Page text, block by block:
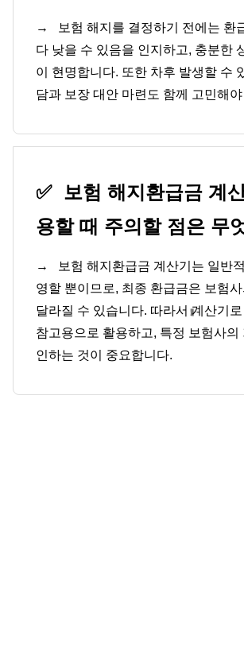
→
보험 해지를 결정하기 전에는 환
다 낮을 수 있음을 인지하고, 충분한
이 현명합니다. 또한 차후 발생할 수
담과 보장 대안 마련도 함께 고민해
✅ 보험 해지환급금 계
용할 때 주의할 점은 무
→
보험 해지환급금 계산기는 일반
영할 뿐이므로, 최종 환급금은 보험
달라질 수 있습니다. 따라서 계산기
참고용으로 활용하고, 특정 보험사의
인하는 것이 중요합니다.